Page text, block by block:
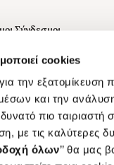
cookies
την εξατομίκευση
και την
πιο ταιριαστή
με τις καλύτερες
όλων’’ θα μας
Σύνδεσμοι
με εμάς
Εργασίας
για τις "Λίστες
Χρήσης Αναζήτησης
Τιμής Βιβλίων